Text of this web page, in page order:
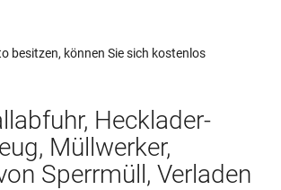
besitzen, können Sie sich kostenlos
Hecklader-
Müllwerker,
Sperrmüll, Verladen